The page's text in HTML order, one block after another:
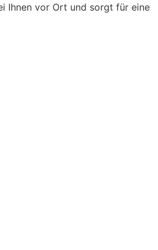
Ihnen vor Ort und sorgt für eine